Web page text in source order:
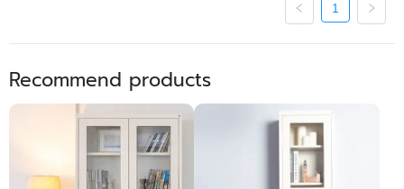
1
Recommend products